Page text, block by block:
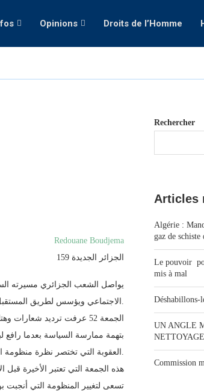
Opinions Droits de l’Homme
Redouane Boudjema
الجزائر الجديدة 159
يواصل الشعب الجزائري مسيرته
الاجتماعي ويؤسس لطريق المستقبل.
الجمعة 52 عرفت ترديد
بتهمة ممارسة السياسة بعدما
العقوبة التي تختصر نظرة منظومة الحكم للجزائر وللجنوب ولجهاز القضاء بوجه أعم.
هذه الجمعة التي تعتبر الأخيرة قبل
تسعى لتغيير المنظومة التي أنجبت
Rechercher
Articles
Algérie :
gaz de schiste
Le pouvoir
mis à mal
Déshabillons-
UN ANGLE
Commission